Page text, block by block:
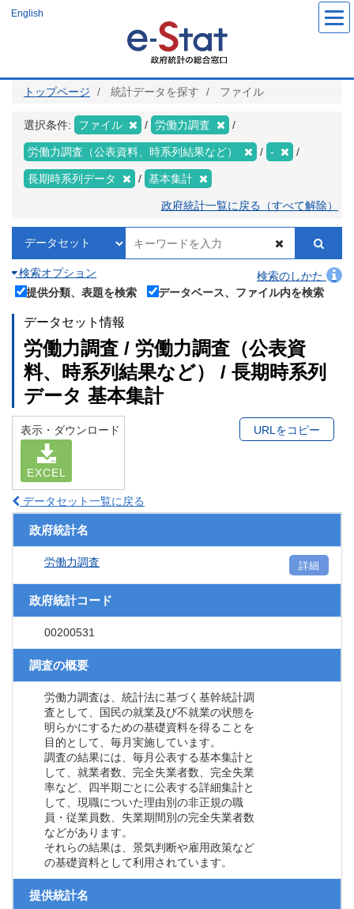
ツ
English
トップページ 統計データを探す ファイル
選択条件: ファイル 労働力調査
労働力調査（公表資料、時系列結果など） -
長期時系列データ 基本集計
政府統計一覧に戻る（すべて解除）
検索オプション
検索のしかた
提供分類、表題を検索
データベース、ファイル内を検索
データセット情報
労働力調査 / 労働力調査（公表資
料、時系列結果など） / 長期時系列
データ 基本集計
表示・ダウンロード
EXCEL
URLをコピー
データセット一覧に戻る
政府統計名
労働力調査 詳細
政府統計コード
00200531
調査の概要
労働力調査は、統計法に基づく基幹統計調
査として、国民の就業及び不就業の状態を
明らかにするための基礎資料を得ることを
目的として、毎月実施しています。
調査の結果には、毎月公表する基本集計と
して、就業者数、完全失業者数、完全失業
率など、四半期ごとに公表する詳細集計と
して、現職についた理由別の非正規の職
員・従業員数、失業期間別の完全失業者数
などがあります。
それらの結果は、景気判断や雇用政策など
の基礎資料として利用されています。
提供統計名